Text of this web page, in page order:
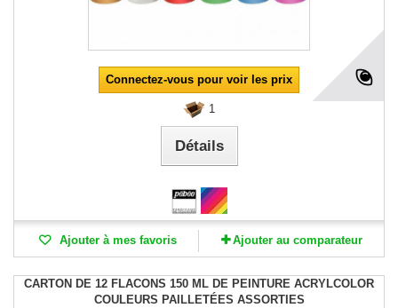
Connectez-vous pour voir les prix
1
Détails
Ajouter à mes favoris Ajouter au comparateur
CARTON DE 12 FLACONS 150 ML DE PEINTURE ACRYLCOLOR
COULEURS PAILLETÉES ASSORTIES